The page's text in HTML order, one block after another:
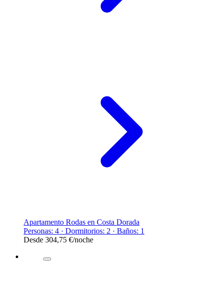
Apartamento Rodas en Costa Dorada
Personas: 4 · Dormitorios: 2 · Baños: 1
Desde 304,75 €/noche